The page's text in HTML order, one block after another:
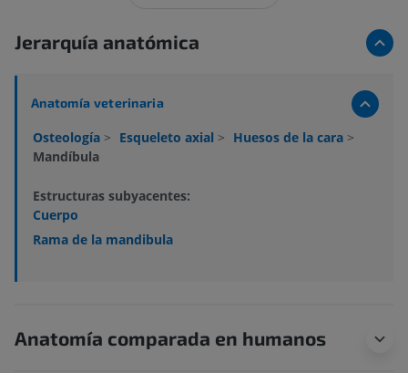
Jerarquía anatómica
Anatomía veterinaria
Osteología > Esqueleto axial > Huesos de la cara >
Mandíbula
Estructuras subyacentes:
Cuerpo
Rama de la mandibula
Anatomía comparada en humanos